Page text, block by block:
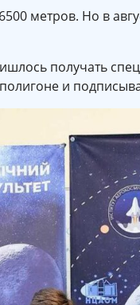
метров. Но в
получать
и